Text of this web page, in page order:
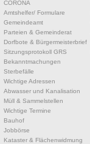
CORONA
Amtshelfer/ Formulare
Gemeindeamt
Parteien & Gemeinderat
Dorfbote & Bürgermeisterbrief
Sitzungsprotokoll GRS
Bekanntmachungen
Sterbefälle
Wichtige Adressen
Abwasser und Kanalisation
Müll & Sammelstellen
Wichtige Termine
Bauhof
Jobbörse
Kataster & Flächenwidmung